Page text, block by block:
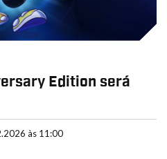
Edition será
às 11:00